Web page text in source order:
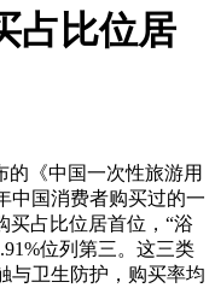
占比位居
的《中国一次性旅游用
中国消费者购买过的一
买占比位居首位，“浴
位列第三。这三类
与卫生防护，购买率均